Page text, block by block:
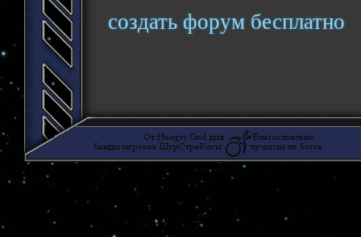
создать форум бесплатно